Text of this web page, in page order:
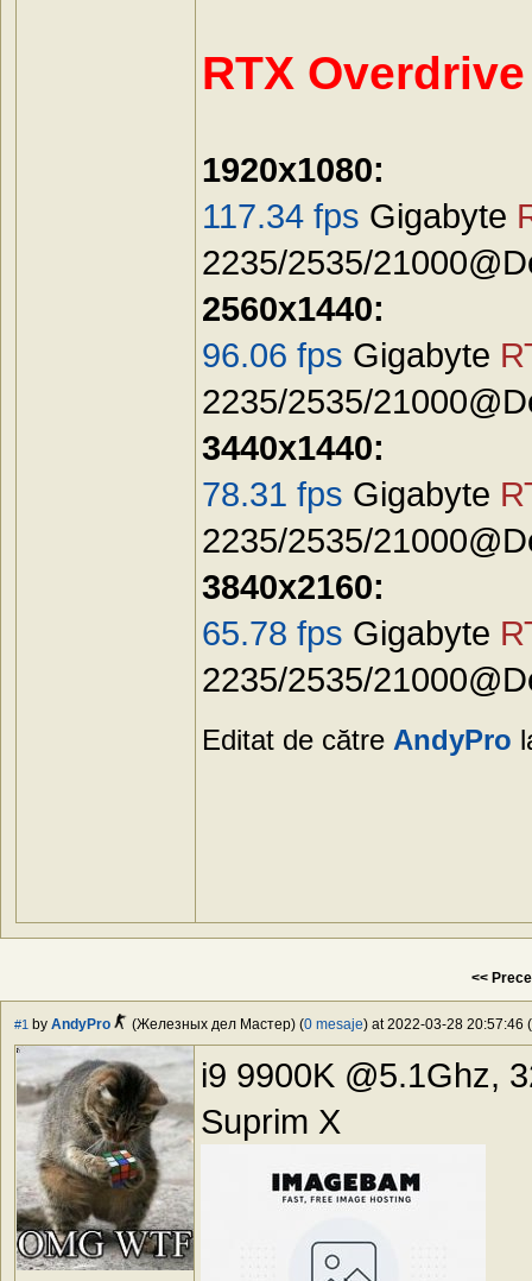
RTX Overdrive
1920x1080:
117.34 fps Gigabyte
2235/2535/
2560x1440:
96.06 fps Gigabyte
2235/2535/
3440x1440:
78.31 fps Gigabyte
2235/2535/
3840x2160:
65.78 fps Gigabyte
2235/2535/
Editat de către AndyPro
<<
#1 by AndyPro (Железных дел Мастер) (0 mesaje) at 2022-03-28 20:57:46
i9 9900K @5.1Ghz,
Suprim X